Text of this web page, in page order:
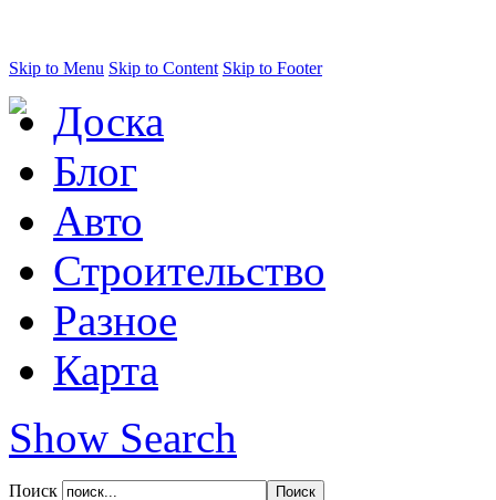
Skip to Menu Skip to Content Skip to Footer
Доска
Блог
Авто
Строительство
Разное
Карта
Show Search
Поиск